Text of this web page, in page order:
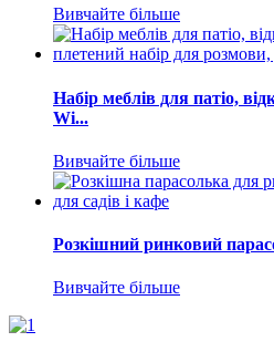
Вивчайте більше
Набір меблів для патіо,
Wi...
Вивчайте більше
Розкішний ринковий
Вивчайте більше